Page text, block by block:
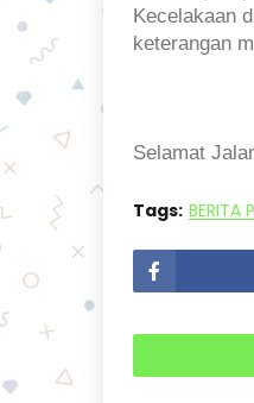
Kecelakaan
keterangan
Selamat
Tags: BERITA